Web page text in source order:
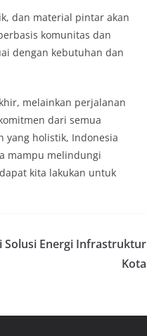
dan material pintar akan
komunitas dan
dengan kebutuhan dan
melainkan perjalanan
dari semua
yang holistik, Indonesia
mampu melindungi
kita lakukan untuk
Solusi Energi Infrastruktur
Kota